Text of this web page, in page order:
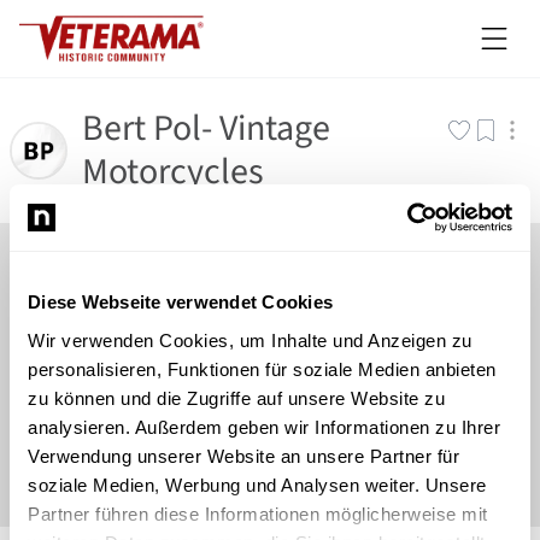
Diese Webseite verwendet Cookies
Wir verwenden Cookies, um Inhalte und Anzeigen zu
personalisieren, Funktionen für soziale Medien anbieten
zu können und die Zugriffe auf unsere Website zu
analysieren. Außerdem geben wir Informationen zu Ihrer
Verwendung unserer Website an unsere Partner für
soziale Medien, Werbung und Analysen weiter. Unsere
Partner führen diese Informationen möglicherweise mit
Bert Pol- Vintage
Motorcycles